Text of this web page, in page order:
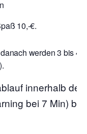
10,-€.
werden 3 bis
innerhalb
bei 7 Min)